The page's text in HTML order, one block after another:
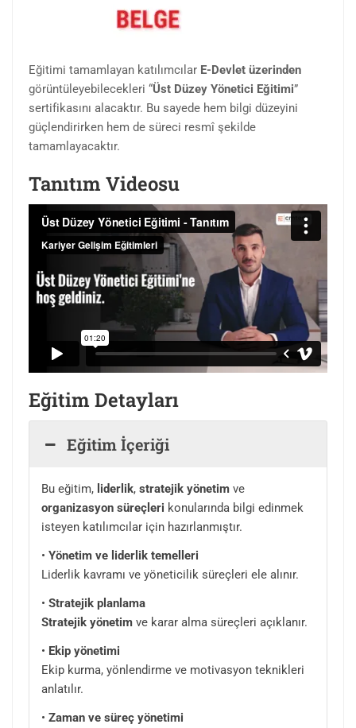
Eğitimi tamamlayan katılımcılar E-Devlet üzerinden
görüntüleyebilecekleri “Üst Düzey Yönetici Eğitimi”
sertifikasını alacaktır. Bu sayede hem bilgi düzeyini
güçlendirirken hem de süreci resmî şekilde
tamamlayacaktır.
Tanıtım Videosu
Eğitim Detayları
Eğitim İçeriği
Bu eğitim, liderlik, stratejik yönetim ve
organizasyon süreçleri konularında bilgi edinmek
isteyen katılımcılar için hazırlanmıştır.
• Yönetim ve liderlik temelleri
Liderlik kavramı ve yöneticilik süreçleri ele alınır.
• Stratejik planlama
Stratejik yönetim ve karar alma süreçleri açıklanır.
• Ekip yönetimi
Ekip kurma, yönlendirme ve motivasyon teknikleri
anlatılır.
• Zaman ve süreç yönetimi